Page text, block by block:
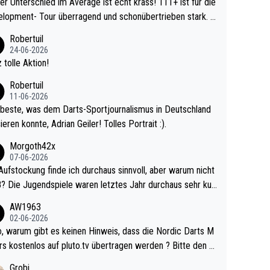
Tour überragend und schonübertrieben stark. U
Da gewinnst keinen Blumentopf - ist ja n
eines Kreisligisten vs einem Bu
Robertuil
24-06-2026
tolle Aktion!
Robertuil
11-06-2026
was dem Darts-Sportjournalismus in Deutschland
konnte, Adrian Geiler! Tolles Portrait :).
Morgoth42x
07-06-2026
finde ich durchaus sinnvoll, aber warum nicht
sehr kur
Somit ändert die automatische Qualifikation des Weltm
nichts. Ich denke sie wollen damit für nächste
AW1963
02-06-2026
M
kostenlos auf pluto.tv übertragen werden ? Bitte den A